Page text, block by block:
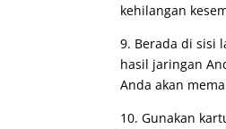
kehilangan
9. Berada di sisi
hasil jaringan
Anda akan
10. Gunakan